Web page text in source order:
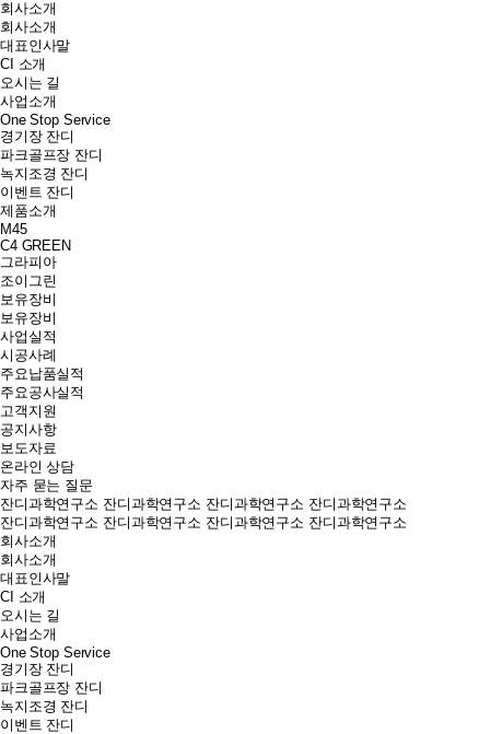
회사소개
회사소개
대표인사말
CI 소개
오시는 길
사업소개
One Stop Service
경기장 잔디
파크골프장 잔디
녹지조경 잔디
이벤트 잔디
제품소개
M45
C4 GREEN
그라피아
조이그린
보유장비
보유장비
사업실적
시공사례
주요납품실적
주요공사실적
고객지원
공지사항
보도자료
온라인 상담
자주 묻는 질문
잔디과학연구소 잔디과학연구소 잔디과학연구소 잔디과학연구소
잔디과학연구소 잔디과학연구소 잔디과학연구소 잔디과학연구소
회사소개
회사소개
대표인사말
CI 소개
오시는 길
사업소개
One Stop Service
경기장 잔디
파크골프장 잔디
녹지조경 잔디
이벤트 잔디